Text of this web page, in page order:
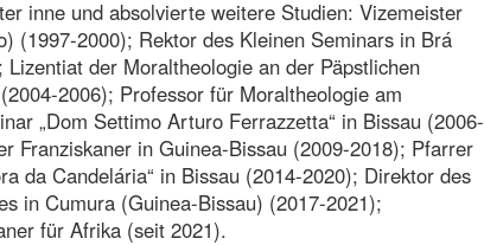
inne und absolvierte weitere Studien: Vizemeister
(1997-2000); Rektor des Kleinen Seminars in Brá
der Moraltheologie an der Päpstlichen
2006); Professor für Moraltheologie am
„Dom Settimo Arturo Ferrazzetta“ in Bissau (2006-
Franziskaner in Guinea-Bissau (2009-2018); Pfarrer
da Candelária“ in Bissau (2014-2020); Direktor des
in Cumura (Guinea-Bissau) (2017-2021);
für Afrika (seit 2021).